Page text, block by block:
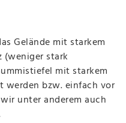
Gelände mit starkem
(weniger stark
mit starkem
werden bzw. einfach vor
unter anderem auch